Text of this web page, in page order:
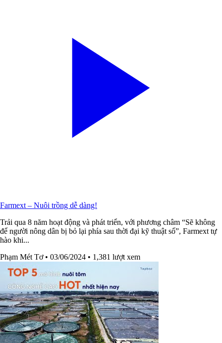
Farmext – Nuôi trồng dễ dàng!
Trải qua 8 năm hoạt động và phát triển, với phương châm “Sẽ không
để người nông dân bị bỏ lại phía sau thời đại kỹ thuật số”, Farmext tự
hào khi...
Phạm Mét Tơ • 03/06/2024 • 1,381 lượt xem